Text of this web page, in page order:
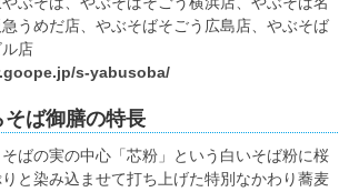
うめだ店、やぶそばそごう広島店、やぶそば
店
s-yabusoba/
ば御膳の特長
そばの実の中心「芯粉」という白いそば粉に桜
と染み込ませて打ち上げた特別なかわり蕎麦